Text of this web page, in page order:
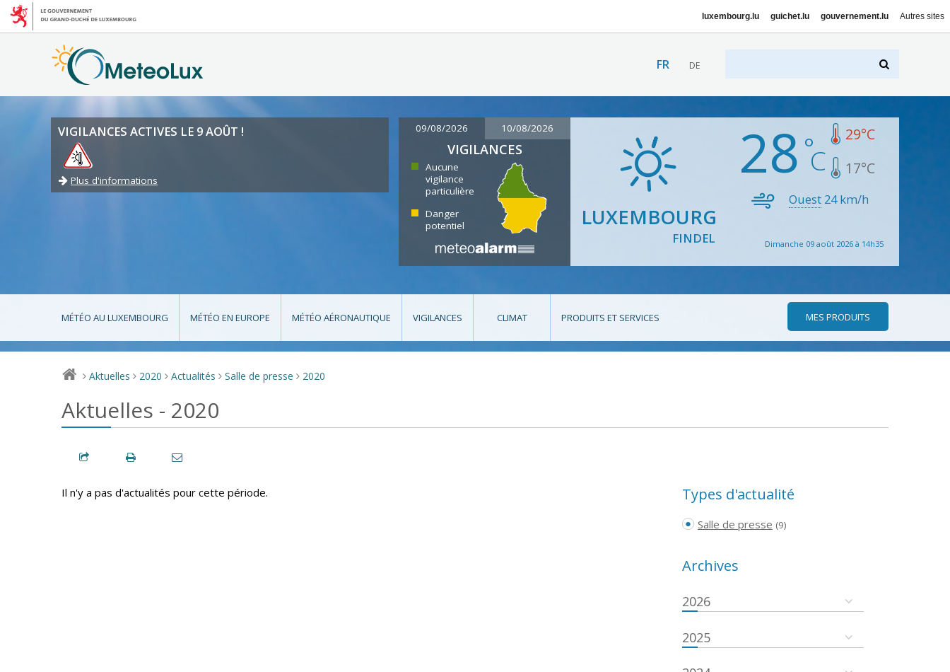
luxembourg.lu guichet.lu gouvernement.lu Autres sites
FR DE
VIGILANCES ACTIVES LE 9 AOÛT !
Plus d'informations
09/08/2026 10/08/2026
VIGILANCES
Aucune
vigilance
particulière
Danger
potentiel
LUXEMBOURG
FINDEL
28 29°C
17°C
Ouest 24km/h
Dimanche 09 août 2026 à 14h35
MÉTÉO AU LUXEMBOURG MÉTÉO EN EUROPE MÉTÉO AÉRONAUTIQUE VIGILANCES CLIMAT PRODUITS ET SERVICES MES PRODUITS
> Aktuelles > 2020 > Actualités > Salle de presse > 2020
Aktuelles - 2020
Il n'y a pas d'actualités pour cette période. Types d'actualité
Salle de presse (9)
Archives
2026
2025